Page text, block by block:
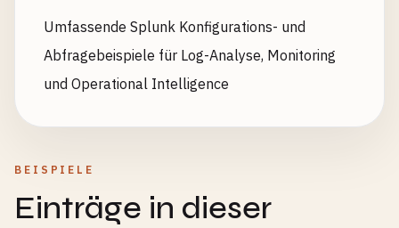
Umfassende Splunk Konfigurations- und
Abfragebeispiele für Log-Analyse, Monitoring
und Operational Intelligence
BEISPIELE
Einträge in dieser